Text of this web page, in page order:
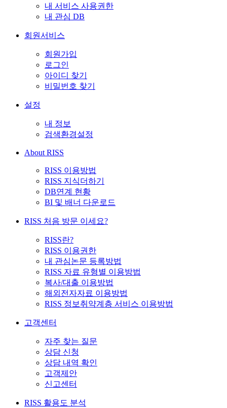
내 서비스 사용권한
내 관심 DB
회원서비스
회원가입
로그인
아이디 찾기
비밀번호 찾기
설정
내 정보
검색환경설정
About RISS
RISS 이용방법
RISS 지식더하기
DB연계 현황
BI 및 배너 다운로드
RISS 처음 방문 이세요?
RISS란?
RISS 이용권한
내 관심논문 등록방법
RISS 자료 유형별 이용방법
복사/대출 이용방법
해외전자자료 이용방법
RISS 정보취약계층 서비스 이용방법
고객센터
자주 찾는 질문
상담 신청
상담 내역 확인
고객제안
신고센터
RISS 활용도 분석